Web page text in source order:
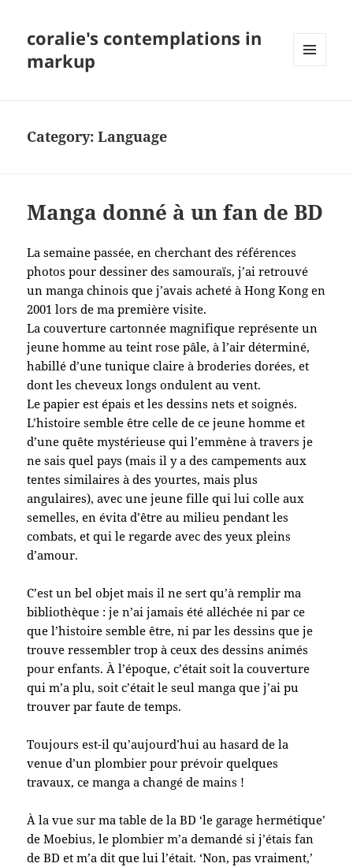
coralie's contemplations in
markup
Category:Language
Manga donné à un fan de BD
La semaine passée, en cherchant des références
photos pour dessiner des samouraïs, j’ai retrouvé
un manga chinois que j’avais acheté à Hong Kong en
2001 lors de ma première visite.
La couverture cartonnée magnifique représente un
jeune homme au teint rose pâle, à l’air déterminé,
habillé d’une tunique claire à broderies dorées, et
dont les cheveux longs ondulent au vent.
Le papier est épais et les dessins nets et soignés.
L’histoire semble être celle de ce jeune homme et
d’une quête mystérieuse qui l’emmène à travers je
ne sais quel pays (mais il y a des campements aux
tentes similaires à des yourtes, mais plus
angulaires), avec une jeune fille qui lui colle aux
semelles, en évita d’être au milieu pendant les
combats, et qui le regarde avec des yeux pleins
d’amour.
C’est un bel objet mais il ne sert qu’à remplir ma
bibliothèque : je n’ai jamais été alléchée ni par ce
que l’histoire semble être, ni par les dessins que je
trouve ressembler trop à ceux des dessins animés
pour enfants. À l’époque, c’était soit la couverture
qui m’a plu, soit c’était le seul manga que j’ai pu
trouver par faute de temps.
Toujours est-il qu’aujourd’hui au hasard de la
venue d’un plombier pour prévoir quelques
travaux, ce manga a changé de mains !
À la vue sur ma table de la BD ‘le garage hermétique’
de Moebius, le plombier m’a demandé si j’étais fan
de BD et m’a dit que lui l’était. ‘Non, pas vraiment,’